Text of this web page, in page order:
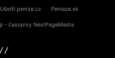
Ušetři.peníze.cz Peniaze.sk
- časopisy NextPageMedia